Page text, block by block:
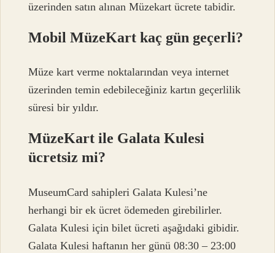
üzerinden satın alınan Müzekart ücrete tabidir.
Mobil MüzeKart kaç gün geçerli?
Müze kart verme noktalarından veya internet
üzerinden temin edebileceğiniz kartın geçerlilik
süresi bir yıldır.
MüzeKart ile Galata Kulesi
ücretsiz mi?
MuseumCard sahipleri Galata Kulesi’ne
herhangi bir ek ücret ödemeden girebilirler.
Galata Kulesi için bilet ücreti aşağıdaki gibidir.
Galata Kulesi haftanın her günü 08:30 – 23:00